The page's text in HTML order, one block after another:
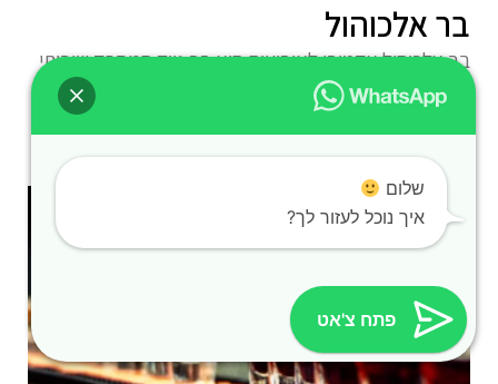
בר אלכוהול
בר אלכוהול אקטיבי לאירועים הוא בר נייד המספק שירותי
שתייה
למידע נוסף »
פתח צ'אט
שלום
איך נוכל לעזור לך?